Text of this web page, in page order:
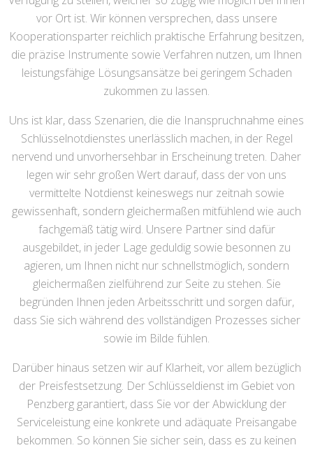
vor Ort ist. Wir können versprechen, dass unsere
Kooperationsparter reichlich praktische Erfahrung besitzen,
die präzise Instrumente sowie Verfahren nutzen, um Ihnen
leistungsfähige Lösungsansätze bei geringem Schaden
zukommen zu lassen.
Uns ist klar, dass Szenarien, die die Inanspruchnahme eines
Schlüsselnotdienstes unerlässlich machen, in der Regel
nervend und unvorhersehbar in Erscheinung treten. Daher
legen wir sehr großen Wert darauf, dass der von uns
vermittelte Notdienst keineswegs nur zeitnah sowie
gewissenhaft, sondern gleichermaßen mitfühlend wie auch
fachgemäß tätig wird. Unsere Partner sind dafür
ausgebildet, in jeder Lage geduldig sowie besonnen zu
agieren, um Ihnen nicht nur schnellstmöglich, sondern
gleichermaßen zielführend zur Seite zu stehen. Sie
begründen Ihnen jeden Arbeitsschritt und sorgen dafür,
dass Sie sich während des vollständigen Prozesses sicher
sowie im Bilde fühlen.
Darüber hinaus setzen wir auf Klarheit, vor allem bezüglich
der Preisfestsetzung. Der Schlüsseldienst im Gebiet von
Penzberg garantiert, dass Sie vor der Abwicklung der
Serviceleistung eine konkrete und adäquate Preisangabe
bekommen. So können Sie sicher sein, dass es zu keinen